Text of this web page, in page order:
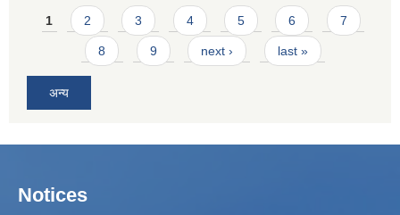
Pages
1 2 3 4 5 6 7
8 9 next › last »
अन्य
Notices